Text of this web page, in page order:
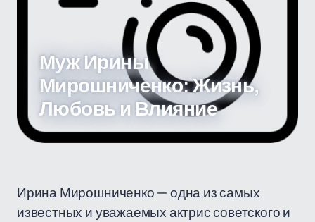
Муж Ирины
Мирошниченко: Жизнь,
Любовь и Влияние
Ирина Мирошниченко — одна из самых
известных и уважаемых актрис советского и